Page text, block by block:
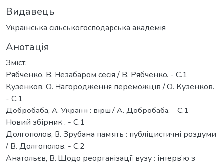
Видавець
Українська сільськогосподарська академія
Анотація
Зміст:
Рябченко, В. Незабаром сесія / В. Рябченко. - С.1
Кузенков, О. Нагородження переможців / О. Кузенков.
- С.1
Добробаба, А. Україні : вірш / А. Добробаба. - С.1
Новий збірник . - С.1
Долгополов, В. Зрубана пам’ять : публіцистичні роздуми
/ В. Долгополов. - С.2
Анатольєв, В. Щодо реорганізації вузу : інтерв’ю з